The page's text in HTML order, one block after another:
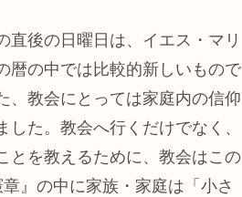
直後の日曜日は、イエス・マリ
暦の中では比較的新しいもので
、教会にとっては家庭内の信仰
た。教会へ行くだけでなく、
とを教えるために、教会はこの
』の中に家族・家庭は「小さ